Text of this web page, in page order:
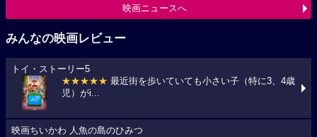
映画ニュースへ
みんなの映画レビュー
トイ・ストーリー5
★★★★★ 最近街を歩いていても小さい子（特に3、4歳
児）がi...
映画ちいかわ 人魚の島のひみつ